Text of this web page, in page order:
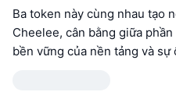
Ba token này cùng nhau tạo
Cheelee, cân bằng giữa
bền vững của nền tảng và